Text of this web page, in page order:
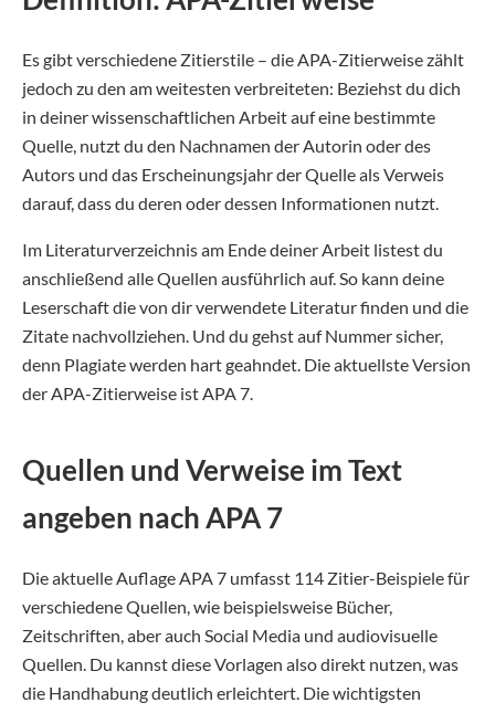
Es gibt verschiedene Zitierstile – die APA-Zitierweise zählt
jedoch zu den am weitesten verbreiteten: Beziehst du dich
in deiner wissenschaftlichen Arbeit auf eine bestimmte
Quelle, nutzt du den Nachnamen der Autorin oder des
Autors und das Erscheinungsjahr der Quelle als Verweis
darauf, dass du deren oder dessen Informationen nutzt.
Im Literaturverzeichnis am Ende deiner Arbeit listest du
anschließend alle Quellen ausführlich auf. So kann deine
Leserschaft die von dir verwendete Literatur finden und die
Zitate nachvollziehen. Und du gehst auf Nummer sicher,
denn Plagiate werden hart geahndet. Die aktuellste Version
der APA-Zitierweise ist APA 7.
Quellen und Verweise im Text
angeben nach APA 7
Die aktuelle Auflage APA 7 umfasst 114 Zitier-Beispiele für
verschiedene Quellen, wie beispielsweise Bücher,
Zeitschriften, aber auch Social Media und audiovisuelle
Quellen. Du kannst diese Vorlagen also direkt nutzen, was
die Handhabung deutlich erleichtert. Die wichtigsten